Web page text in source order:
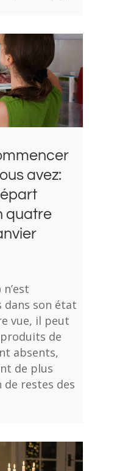
avez:
quatre
dans son état
vue, il peut
de
absents,
de plus
restes des